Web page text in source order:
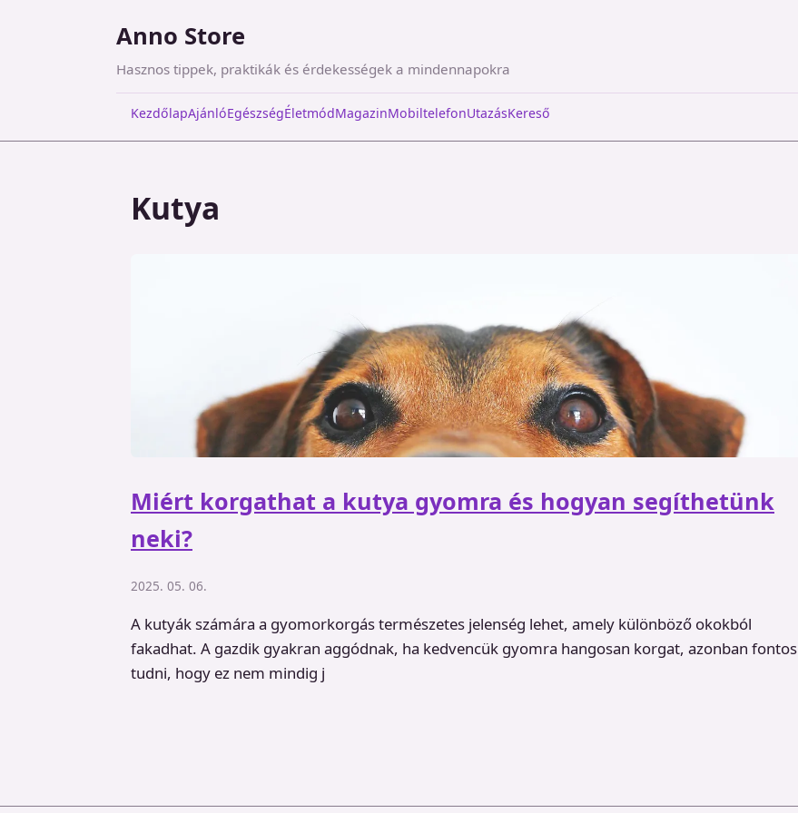
Anno Store
Hasznos tippek, praktikák és érdekességek a mindennapokra
KezdőlapAjánlóEgészségÉletmódMagazinMobiltelefonUtazásKereső
Kutya
Miért korgathat a kutya gyomra és hogyan segíthetünk
neki?
2025. 05. 06.
A kutyák számára a gyomorkorgás természetes jelenség lehet, amely különböző okokból
fakadhat. A gazdik gyakran aggódnak, ha kedvencük gyomra hangosan korgat, azonban fontos
tudni, hogy ez nem mindig j